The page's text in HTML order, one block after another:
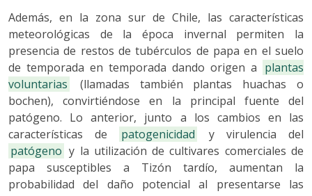
Además, en la zona sur de Chile, las características
meteorológicas de la época invernal permiten la
presencia de restos de tubérculos de papa en el suelo
de temporada en temporada dando origen a plantas
voluntarias
(llamadas también plantas huachas o
bochen), convirtiéndose en la principal fuente del
patógeno. Lo anterior, junto a los cambios en las
características de
patogenicidad
y virulencia del
patógeno y la utilización de cultivares comerciales de
papa susceptibles a Tizón tardío, aumentan la
probabilidad del daño potencial al presentarse las